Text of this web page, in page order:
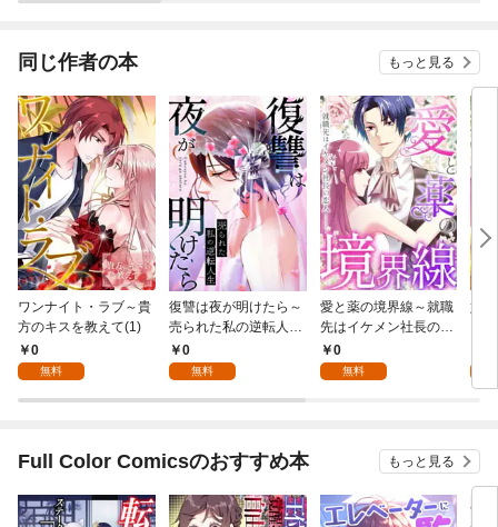
同じ作者の本 もっと見る
ワンナイト・ラブ～貴
方のキスを教えて(1)
0
無料
復讐は夜が明けたら～
売られた私の逆転人生
(1)0
無料
愛と薬の境界線～就職
先はイケメン社長の恋
人(1)
0
無料
婚
れ
Full Color Comicsのおすすめ本 もっと見る